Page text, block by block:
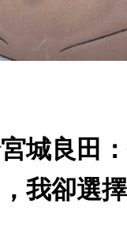
城良田
我卻選